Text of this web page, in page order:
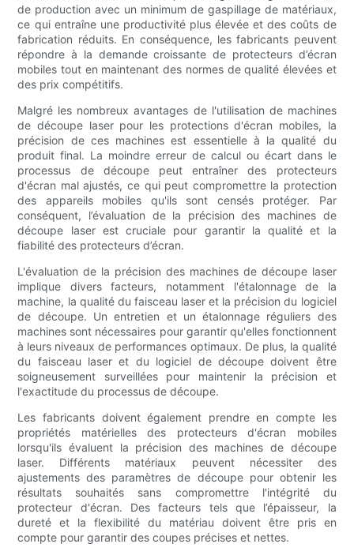
de production avec un minimum de gaspillage de matériaux,
ce qui entraîne une productivité plus élevée et des coûts de
fabrication réduits. En conséquence, les fabricants peuvent
répondre à la demande croissante de protecteurs d’écran
mobiles tout en maintenant des normes de qualité élevées et
des prix compétitifs.
Malgré les nombreux avantages de l'utilisation de machines
de découpe laser pour les protections d'écran mobiles, la
précision de ces machines est essentielle à la qualité du
produit final. La moindre erreur de calcul ou écart dans le
processus de découpe peut entraîner des protecteurs
d'écran mal ajustés, ce qui peut compromettre la protection
des appareils mobiles qu'ils sont censés protéger. Par
conséquent, l’évaluation de la précision des machines de
découpe laser est cruciale pour garantir la qualité et la
fiabilité des protecteurs d’écran.
L'évaluation de la précision des machines de découpe laser
implique divers facteurs, notamment l'étalonnage de la
machine, la qualité du faisceau laser et la précision du logiciel
de découpe. Un entretien et un étalonnage réguliers des
machines sont nécessaires pour garantir qu'elles fonctionnent
à leurs niveaux de performances optimaux. De plus, la qualité
du faisceau laser et du logiciel de découpe doivent être
soigneusement surveillées pour maintenir la précision et
l'exactitude du processus de découpe.
Les fabricants doivent également prendre en compte les
propriétés matérielles des protecteurs d'écran mobiles
lorsqu'ils évaluent la précision des machines de découpe
laser. Différents matériaux peuvent nécessiter des
ajustements des paramètres de découpe pour obtenir les
résultats souhaités sans compromettre l'intégrité du
protecteur d'écran. Des facteurs tels que l’épaisseur, la
dureté et la flexibilité du matériau doivent être pris en
compte pour garantir des coupes précises et nettes.